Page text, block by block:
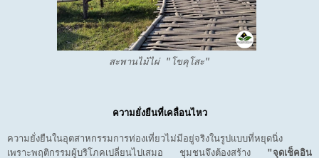
สะพานไม้ไผ่ "โขคุโสะ"
ความยั่งยืนที่เคลื่อนไหว
ความยั่งยืนในอุตสาหกรรมการท่องเที่ยวไม่มีอยู่จริงในรูปแบบที่หยุดนิ่ง
เพราะพฤติกรรมผู้บริโภคเปลี่ยนไปเสมอ ชุมชนจึงต้องสร้าง "จุดเช็คอิน